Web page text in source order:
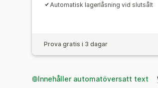
Automatisk lagerlåsning vid slutsålt
Prova gratis i 3 dagar
Innehåller automatöversatt text